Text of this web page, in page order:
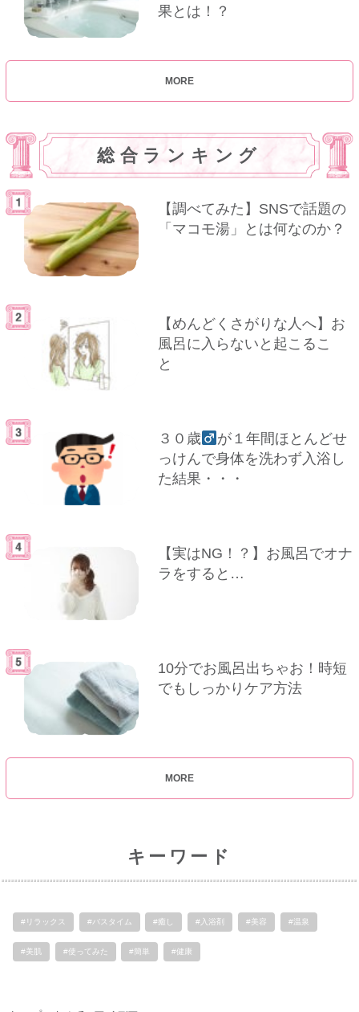
果とは！？
MORE
総合ランキング
【調べてみた】SNSで話題の
「マコモ湯」とは何なのか？
【めんどくさがりな人へ】お
風呂に入らないと起こるこ
と
３０歳
が１年間ほとんどせ
っけんで身体を洗わず入浴し
た結果・・・
【実はNG！？】お風呂でオナ
ラをすると…
10分でお風呂出ちゃお！時短
でもしっかりケア方法
MORE
キーワード
#リラックス #バスタイム #癒し #入浴剤 #美容 #温泉
#美肌 #使ってみた #簡単 #健康